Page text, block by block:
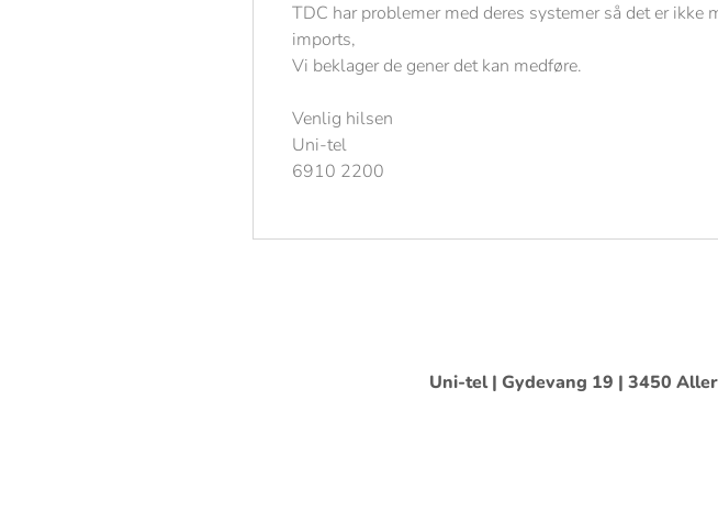
TDC har problemer med deres systemer så det er
imports,
Vi beklager de gener det kan medføre.
Venlig hilsen
Uni-tel
6910 2200
Uni-tel | Gydevang 19 | 3450